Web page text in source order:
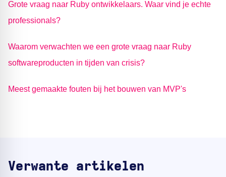
Grote vraag naar Ruby ontwikkelaars. Waar vind je echte
professionals?
Waarom verwachten we een grote vraag naar Ruby
softwareproducten in tijden van crisis?
Meest gemaakte fouten bij het bouwen van MVP's
Verwante artikelen